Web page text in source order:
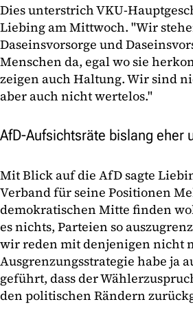
Dies unterstrich VKU-
Liebing am Mittwoch. "Wir
Daseinsvorsorge und
Menschen da, egal wo sie
zeigen auch Haltung. Wir sind
aber auch nicht wertelos."
AfD-Aufsichtsräte bislang eher
Mit Blick auf die AfD sagte
Verband für seine Positionen
demokratischen Mitte finden
es nichts, Parteien so
wir reden mit denjenigen nicht
Ausgrenzungsstrategie habe ja
geführt, dass der
den politischen Rändern